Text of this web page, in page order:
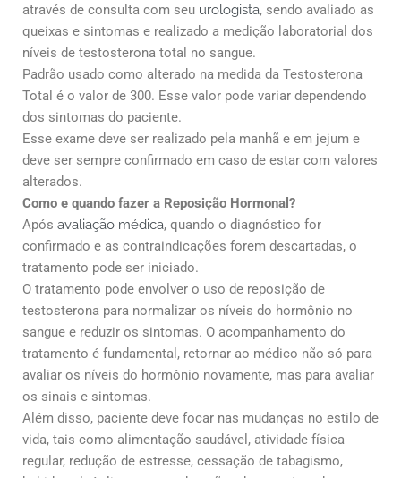
através de consulta com seu urologista, sendo avaliado as
queixas e sintomas e realizado a medição laboratorial dos
níveis de testosterona total no sangue.
Padrão usado como alterado na medida da Testosterona
Total é o valor de 300. Esse valor pode variar dependendo
dos sintomas do paciente.
Esse exame deve ser realizado pela manhã e em jejum e
deve ser sempre confirmado em caso de estar com valores
alterados.
Como e quando fazer a Reposição Hormonal?
Após avaliação médica, quando o diagnóstico for
confirmado e as contraindicações forem descartadas, o
tratamento pode ser iniciado.
O tratamento pode envolver o uso de reposição de
testosterona para normalizar os níveis do hormônio no
sangue e reduzir os sintomas. O acompanhamento do
tratamento é fundamental, retornar ao médico não só para
avaliar os níveis do hormônio novamente, mas para avaliar
os sinais e sintomas.
Além disso, paciente deve focar nas mudanças no estilo de
vida, tais como alimentação saudável, atividade física
regular, redução de estresse, cessação de tabagismo,